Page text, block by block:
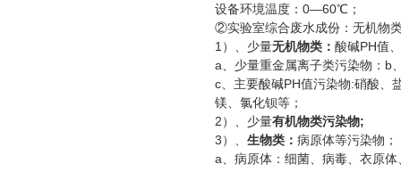
设备环境温度：0—60℃；
②实验室综合废水成份：无机物
1）、少量无机物类： 酸碱PH值
a、少量重金属离子类污染物：b
c、主要酸碱PH值污染物:硝酸、
镁、氯化钡等；
2）、少量有机物类污染物;
3）、 生物类： 病原体等污染物；
a、病原体：细菌、病毒、衣原